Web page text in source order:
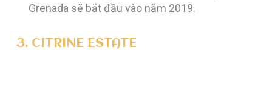
Grenada sẽ bắt đầu vào năm 2019.
3. CITRINE ESTATE